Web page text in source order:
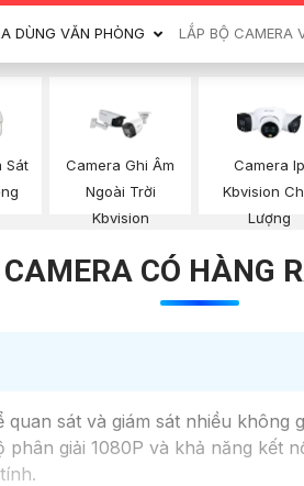
DÙNG VĂN PHÒNG LẮP BỘ CAMERA
Sát
Camera Ghi Âm
Ngoài Trời
Kbvision
Camera Ip
Kbvision
Lượng
CAMERA CÓ HÀNG
sát và giám sát nhiều
giải 1080P và khả năng kết